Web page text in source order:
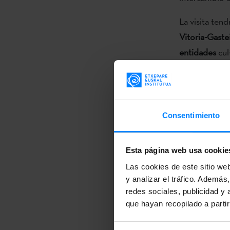
Consentimiento
Esta página web usa
Las cookies de este sitio
y analizar el tráfico.
redes sociales, publicidad y
que hayan recopilado a
La visita
Vitoria-
entidades
Francofonía
Durante
cultural y
cultural entre
pues los
de cada
Etxepare
Pronto se